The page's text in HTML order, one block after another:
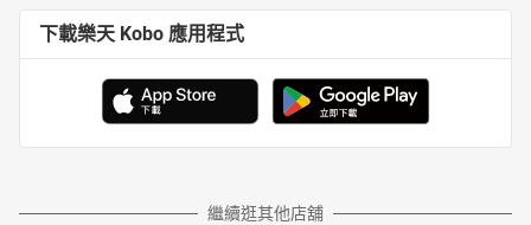
下載樂天 Kobo 應用程式
繼續逛其他店舖